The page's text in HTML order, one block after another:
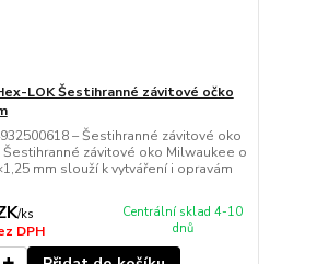
LOK Šestihranné závitové očko
– Šestihranné závitové oko
Šestihranné závitové oko Milwaukee o
mm slouží k vytváření i opravám
/ks
DPH
Centrální sklad 4-10
dnů